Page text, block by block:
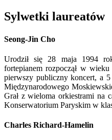
Sylwetki laureatów
Seong-Jin Cho
Urodził się 28 maja 1994
fortepianem rozpoczął w
pierwszy publiczny koncert, a
Międzynarodowego
Grał z wieloma orkiestrami na
Konserwatorium Paryskim w
Charles Richard-Hamelin